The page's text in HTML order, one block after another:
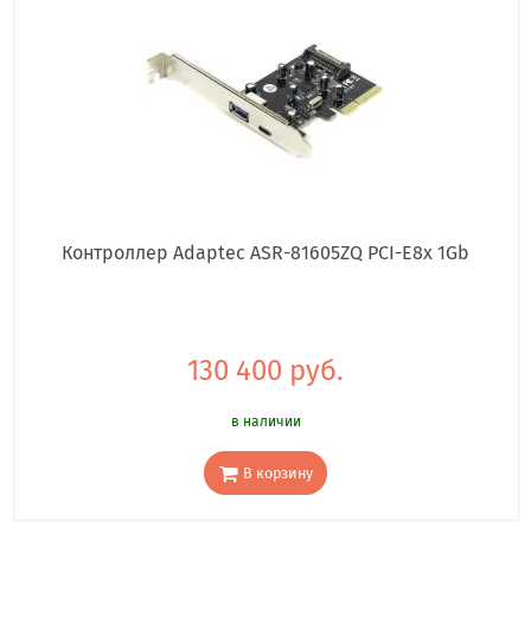
Контроллер Adaptec ASR-81605ZQ PCI-E8x 1Gb
130 400 руб.
в наличии
В корзину